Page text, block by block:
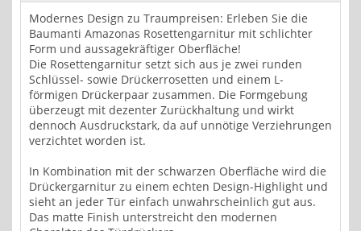
Modernes Design zu Traumpreisen: Erleben Sie die
Baumanti Amazonas Rosettengarnitur mit schlichter
Form und aussagekräftiger Oberfläche!
Die Rosettengarnitur setzt sich aus je zwei runden
Schlüssel- sowie Drückerrosetten und einem L-
förmigen Drückerpaar zusammen. Die Formgebung
überzeugt mit dezenter Zurückhaltung und wirkt
dennoch Ausdruckstark, da auf unnötige Verziehrungen
verzichtet worden ist.
In Kombination mit der schwarzen Oberfläche wird die
Drückergarnitur zu einem echten Design-Highlight und
sieht an jeder Tür einfach unwahrscheinlich gut aus.
Das matte Finish unterstreicht den modernen